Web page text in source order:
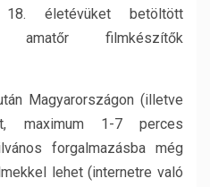
életévüket betöltött
filmkészítők
Magyarországon (illetve
maximum 1-7 perces
forgalmazásba még
lehet (internetre való